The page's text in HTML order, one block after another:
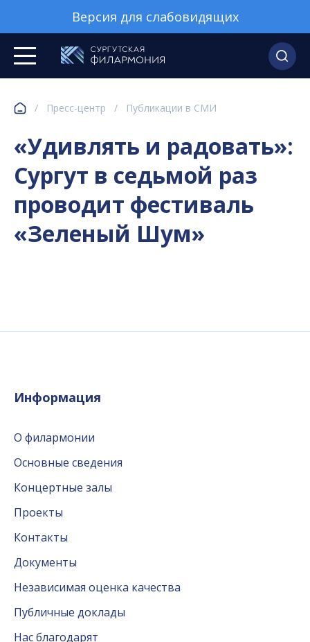
Версия для слабовидящих
/ Пресс-центр / Публикации в СМИ
«Удивлять и радовать»:
Сургут в седьмой раз
проводит фестиваль
«Зеленый Шум»
Информация
О филармонии
Основные сведения
Концертные залы
Проекты
Контакты
Документы
Независимая оценка качества
Публичные доклады
Нас благодарят